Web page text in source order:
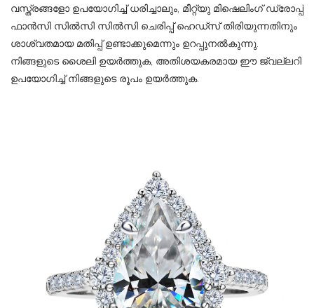
വസ്ത്രങ്ങളോ ഉപയോഗിച്ച് ധരിച്ചാലും, മീറ്റ്യു മിഷെലിംഗ് ഡ്രോപ്പ്
ഫാൻസി സിൽസി സിൽസി ചെരിപ്പ് ഹെഡ്സ് തിരിയുന്നതിനും
ശാശ്വതമായ മതിപ്പ് ഉണ്ടാക്കുമെന്നും ഉറപ്പുനൽകുന്നു.
നിങ്ങളുടെ ശൈലി ഉയർത്തുക, അതിശയകരമായ ഈ ജ്വല്ലറി
ഉപയോഗിച്ച് നിങ്ങളുടെ രൂപം ഉയർത്തുക.